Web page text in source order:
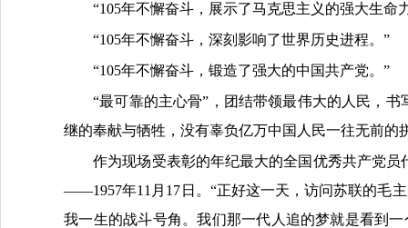
“105年不懈奋斗，展示了马克思主义的强大生命
“105年不懈奋斗，深刻影响了世界历史进程。”
“105年不懈奋斗，锻造了强大的中国共产党。”
“最可靠的主心骨”，团结带领最伟大的人民，
继的奉献与牺牲，没有辜负亿万中国人民一往无前的
作为现场受表彰的年纪最大的全国优秀共产党
——1957年11月17日。“正好这一天，访问苏联的毛
我一生的战斗号角。我们那一代人追的梦就是看到